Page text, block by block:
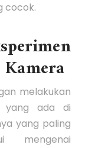
cocok.
melakukan
yang ada di
yang paling
mengenai